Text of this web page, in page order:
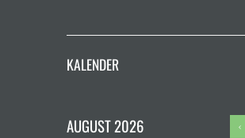
KALENDER
AUGUST2026